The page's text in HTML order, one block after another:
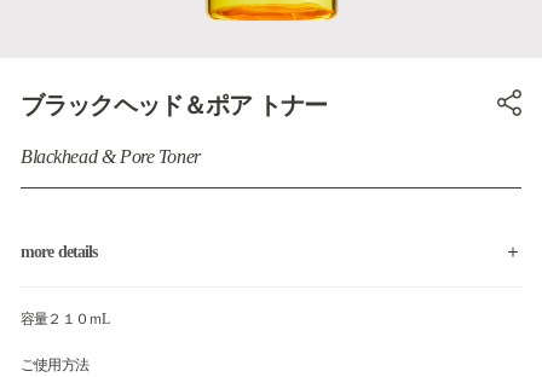
ブラックヘッド＆ポア トナー
Blackhead & Pore Toner
more details
容量２１０ｍL
ご使用方法